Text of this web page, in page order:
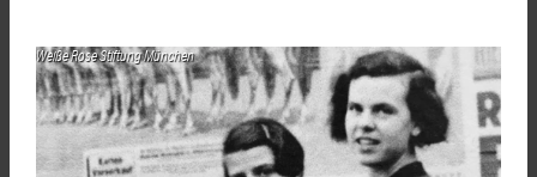
Weiße Rose Stiftung München